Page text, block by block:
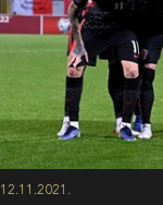
12.11.2021.